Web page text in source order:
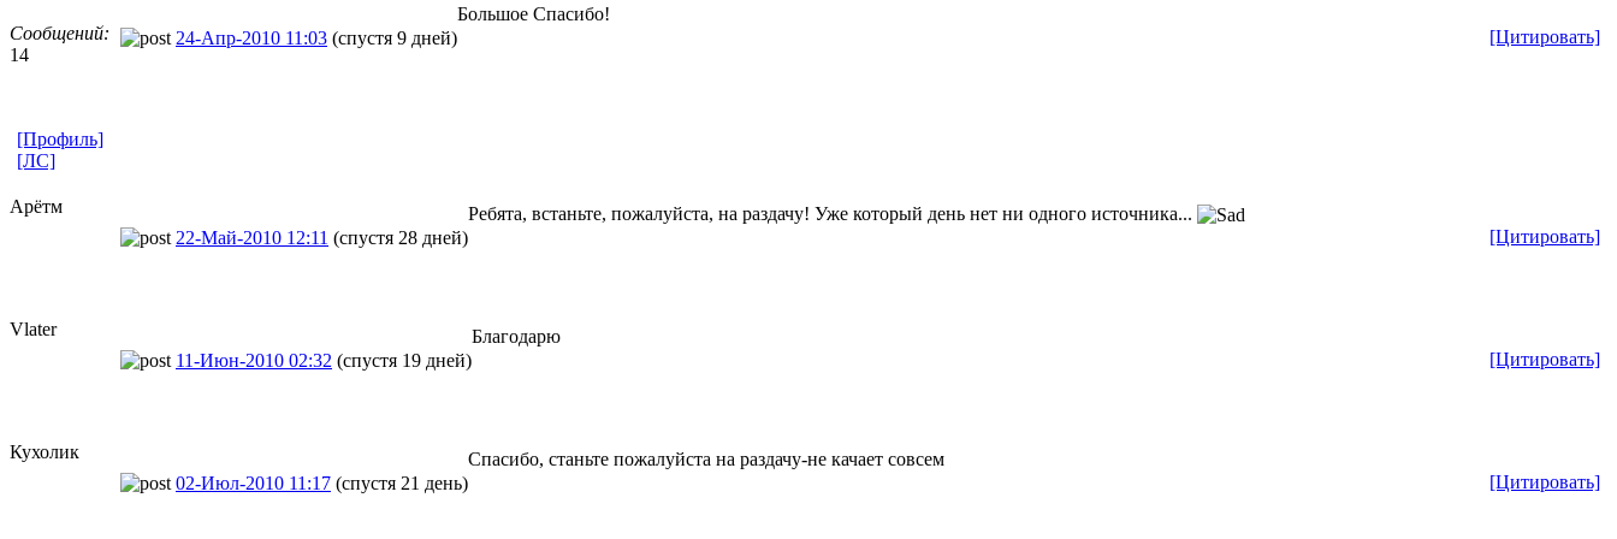
Сообщений:
14
24-Апр-2010 11:03 (спустя 9 дней) [Цитировать]
Большое Спасибо!
[Профиль]
[ЛС]
Арётм
22-Май-2010 12:11 (спустя 28 дней) [Цитировать]
Ребята, встаньте, пожалуйста, на раздачу! Уже который день нет ни одного источника...
Vlater
11-Июн-2010 02:32 (спустя 19 дней) [Цитировать]
Благодарю
Кухолик
02-Июл-2010 11:17 (спустя 21 день) [Цитировать]
Спасибо, станьте пожалуйста на раздачу-не качает совсем